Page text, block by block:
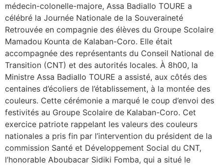
médecin-colonelle-majore, Assa Badiallo TOURE a
célébré la Journée Nationale de la Souveraineté
Retrouvée en compagnie des élèves du Groupe Scolaire
Mamadou Kounta de Kalaban-Coro. Elle était
accompagnée des représentants du Conseil National de
Transition (CNT) et des autorités locales. À 8h00, la
Ministre Assa Badiallo TOURE a assisté, aux côtés des
centaines d’écoliers de l’établissement, à la montée des
couleurs. Cette cérémonie a marqué le coup d’envoi des
festivités au Groupe Scolaire de Kalaban-Coro. Cet
exercice patriote rappelant les valeurs des couleurs
nationales a pris fin par l’intervention du président de la
commission Santé et Développement Social du CNT,
l’honorable Aboubacar Sidiki Fomba, qui a situé le